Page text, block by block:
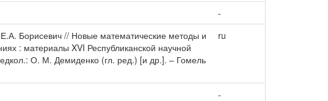
-
Борисевич // Новые математические методы и
: материалы XVI Республиканской научной
О. М. Демиденко (гл. ред.) [и др.]. – Гомель
ru
-